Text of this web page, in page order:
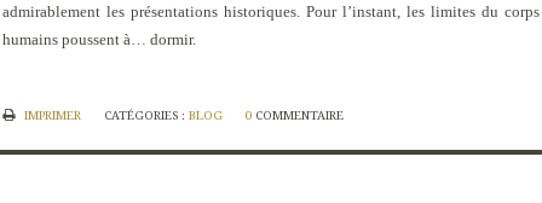
admirablement les présentations historiques. Pour l’instant, les limites du corps
humains poussent à… dormir.
IMPRIMER CATÉGORIES : BLOG 0 COMMENTAIRE